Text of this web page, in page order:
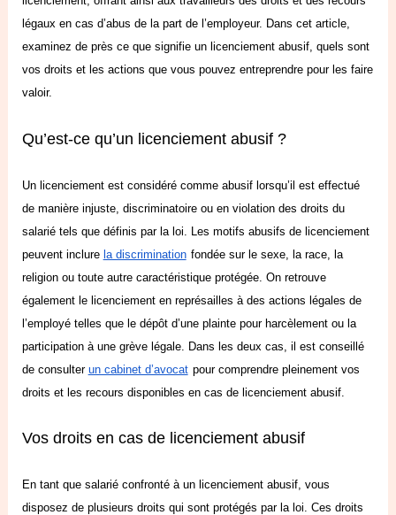
légaux en cas d’abus de la part de l’employeur. Dans cet article,
examinez de près ce que signifie un licenciement abusif, quels sont
vos droits et les actions que vous pouvez entreprendre pour les faire
valoir.
Qu’est-ce qu’un licenciement abusif ?
Un licenciement est considéré comme abusif lorsqu’il est effectué
de manière injuste, discriminatoire ou en violation des droits du
salarié tels que définis par la loi. Les motifs abusifs de licenciement
peuvent inclure la discrimination fondée sur le sexe, la race, la
religion ou toute autre caractéristique protégée. On retrouve
également le licenciement en représailles à des actions légales de
l’employé telles que le dépôt d’une plainte pour harcèlement ou la
participation à une grève légale. Dans les deux cas, il est conseillé
de consulter un cabinet d’avocat pour comprendre pleinement vos
droits et les recours disponibles en cas de licenciement abusif.
Vos droits en cas de licenciement abusif
En tant que salarié confronté à un licenciement abusif, vous
disposez de plusieurs droits qui sont protégés par la loi. Ces droits